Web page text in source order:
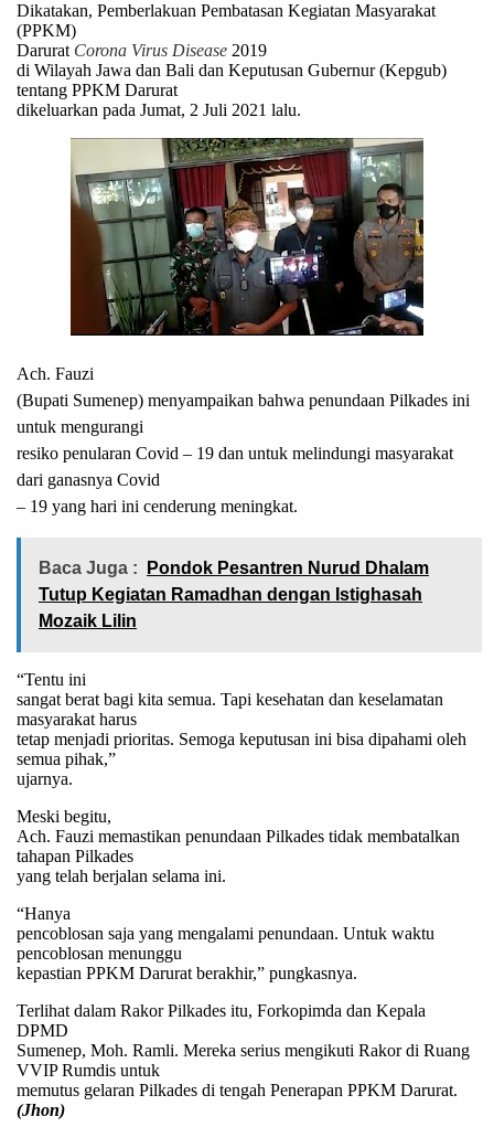
Dikatakan, Pemberlakuan Pembatasan Kegiatan Masyarakat
(PPKM)
Darurat Corona Virus Disease 2019
di Wilayah Jawa dan Bali dan Keputusan Gubernur (Kepgub)
tentang PPKM Darurat
dikeluarkan pada Jumat, 2 Juli 2021 lalu.
Ach. Fauzi
(Bupati Sumenep) menyampaikan bahwa penundaan Pilkades ini
untuk mengurangi
resiko penularan Covid – 19 dan untuk melindungi masyarakat
dari ganasnya Covid
– 19 yang hari ini cenderung meningkat.
Baca Juga :
Pondok Pesantren Nurud Dhalam
Tutup Kegiatan Ramadhan dengan Istighasah
Mozaik Lilin
“Tentu ini
sangat berat bagi kita semua. Tapi kesehatan dan keselamatan
masyarakat harus
tetap menjadi prioritas. Semoga keputusan ini bisa dipahami oleh
semua pihak,”
ujarnya.
Meski begitu,
Ach. Fauzi memastikan penundaan Pilkades tidak membatalkan
tahapan Pilkades
yang telah berjalan selama ini.
“Hanya
pencoblosan saja yang mengalami penundaan. Untuk waktu
pencoblosan menunggu
kepastian PPKM Darurat berakhir,” pungkasnya.
Terlihat dalam Rakor Pilkades itu, Forkopimda dan Kepala
DPMD
Sumenep, Moh. Ramli. Mereka serius mengikuti Rakor di Ruang
VVIP Rumdis untuk
memutus gelaran Pilkades di tengah Penerapan PPKM Darurat.
(Jhon)